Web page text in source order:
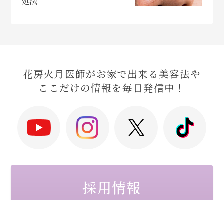
花房火月医師がお家で出来る美容法や
ここだけの情報を毎日発信中！
採用情報